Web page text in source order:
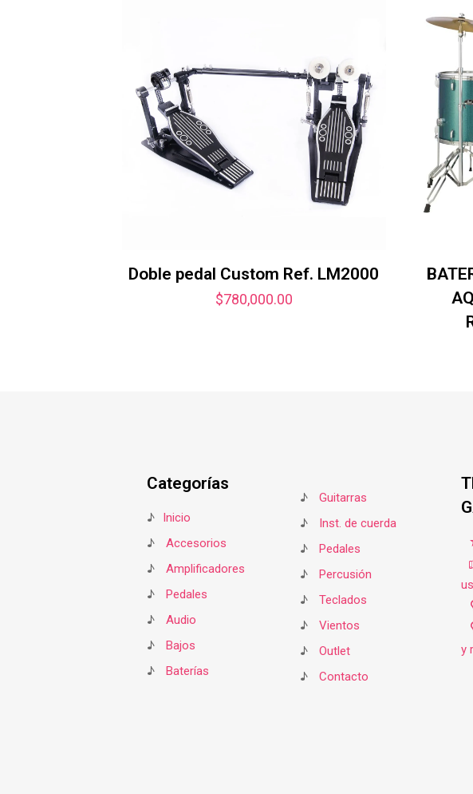
Doble pedal Custom Ref. LM2000
$780,000.00
Categorías
♪
Inicio
♪
Accesorios
♪
Amplificadores
♪
Pedales
♪
Audio
♪
Bajos
♪
Baterías
♪
Guitarras
♪
Inst. de cuerda
♪
Pedales
♪
Percusión
♪
Teclados
♪
Vientos
♪
Outlet
♪
Contacto
y